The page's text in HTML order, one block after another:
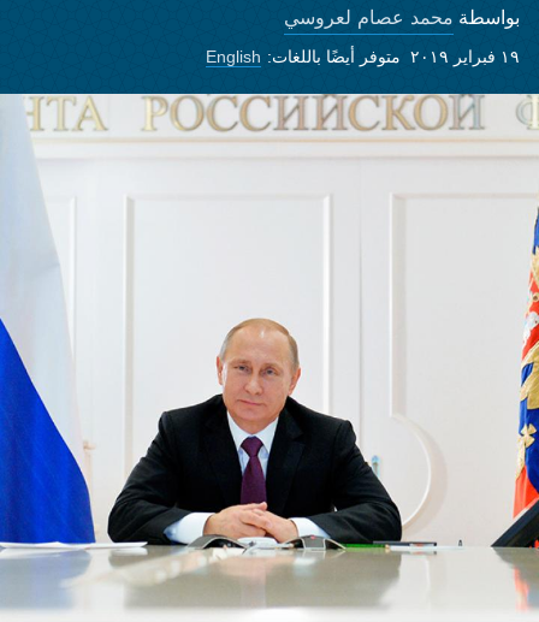
بواسطة محمد عصام لعروسي
١٩ فبراير ٢٠١٩ متوفر أيضًا باللغات: English